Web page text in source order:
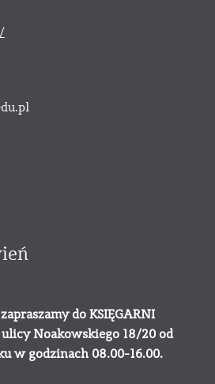
do KSIĘGARNI
Noakowskiego 18/20 od
w godzinach 08.00-16.00.